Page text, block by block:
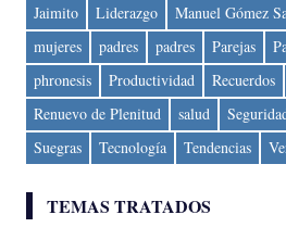
Jaimito
Liderazgo Manuel Gómez
mujeres
padres padres Parejas
phronesis
Productividad Recuerdos
Renuevo de Plenitud
salud
Suegras
Tecnología Tendencias
TEMAS TRATADOS